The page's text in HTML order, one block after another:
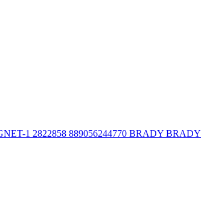
1 2822858 889056244770 BRADY BRADY